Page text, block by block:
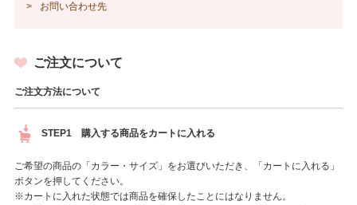
お問い合わせ先
ご注文について
ご注文方法について
STEP1 購入する商品をカートに入れる
ご希望の商品の「カラー・サイズ」をお選びいただき、「カートに入れる」
ボタンを押してください。
※カートに入れた状態では商品を確保したことにはなりません。